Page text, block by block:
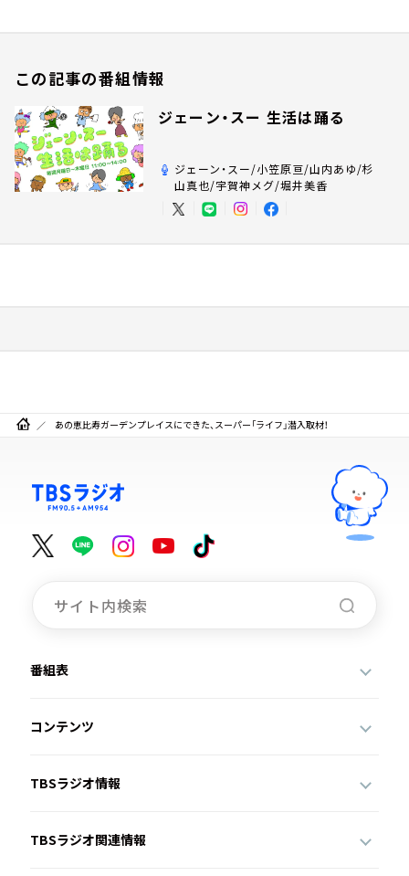
この記事の番組情報
ジェーン・スー 生活は踊る
ジェーン・スー/小笠原亘/山内あゆ/杉
山真也/宇賀神メグ/堀井美香
あの恵比寿ガーデンプレイスにできた、スーパー「ライフ」潜入取材！
番組表
コンテンツ
TBSラジオ情報
TBSラジオ関連情報